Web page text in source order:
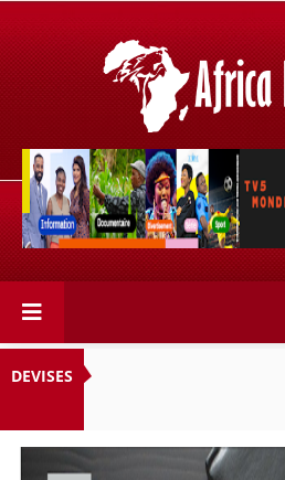
Retrouvez votre chaîne
CANAL+ 36 . Fandaharam-
anareo!
DEVISES